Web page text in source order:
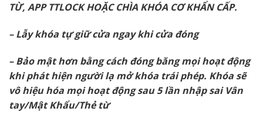
TỪ, APP TTLOCK HOẶC CHÌA KHÓA CƠ KHẨN CẤP.
– Lẫy khóa tự giữ cửa ngay khi cửa đóng
– Bảo mật hơn bằng cách đóng băng mọi hoạt động
khi phát hiện người lạ mở khóa trái phép. Khóa sẽ
vô hiệu hóa mọi hoạt động sau 5 lần nhập sai Vân
tay/Mật Khẩu/Thẻ từ